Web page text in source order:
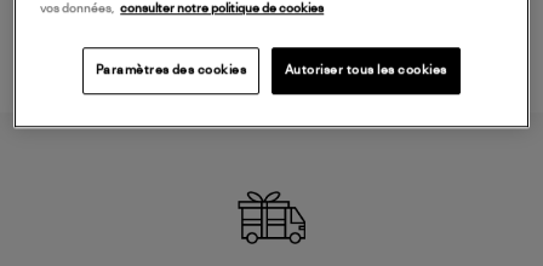
vos données,
consulter notre politique de cookies
Paramètres des cookies Autoriser tous les cookies